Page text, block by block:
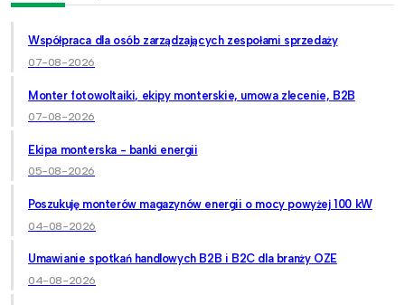
Współpraca dla osób zarządzających zespołami sprzedaży
07-08-2026
Monter fotowoltaiki, ekipy monterskie, umowa zlecenie, B2B
07-08-2026
Ekipa monterska - banki energii
05-08-2026
Poszukuję monterów magazynów energii o mocy powyżej 100 kW
04-08-2026
Umawianie spotkań handlowych B2B i B2C dla branży OZE
04-08-2026